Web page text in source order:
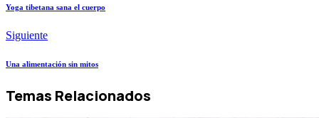
Yoga tibetana sana el cuerpo
Siguiente
Una alimentación sin mitos
Temas Relacionados